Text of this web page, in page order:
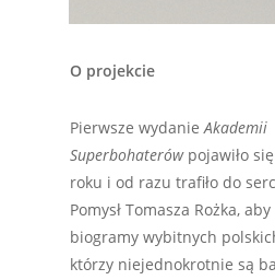
O projekcie
Pierwsze wydanieAkademii
Superbohaterów pojawiło
roku i od razu trafiło do
Pomysł Tomasza Rożka,
biogramy wybitnych
którzy niejednokrotnie są